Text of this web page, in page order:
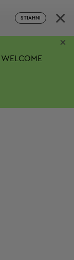
STIAHNI ×
WELCOME
×